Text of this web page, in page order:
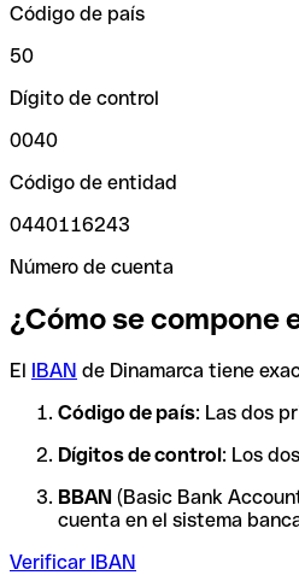
Código de país
50
Dígito de control
0040
Código de entidad
0440116243
Número de cuenta
¿Cómo se compone
El IBAN de Dinamarca tiene
Código de país: Las dos
Dígitos de control: Los
BBAN (Basic Bank
cuenta en el sistema
Verificar IBAN